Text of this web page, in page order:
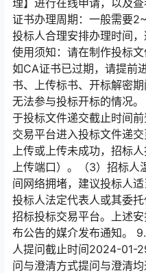
理】进行在线申请，以及
证书办理周期：一般需要
投标人合理安排办理时间
使用须知：请在制作投标
如CA证书已过期，请提前
书、上传标书、开标解密
无法参与投标开标的情况
于投标文件递交截止时间
交易平台进入投标文件递
上传或上传未成功，招标
上传端口）。（3）招标人
间网络拥堵，建议投标人
投标人法定代表人或其委
招标投标交易平台。上述
布公告的媒介发布通知。
人提问截止时间2024-01-
问与澄清方式提问与澄清